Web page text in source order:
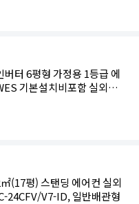
버터 6평형 가정용 1등급 에
기본설치비포함 실외기
(17평) 스탠딩 에어컨 실외
24CFV/V7-ID, 일반배관형